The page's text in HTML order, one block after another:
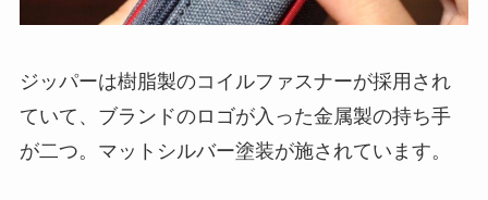
ジッパーは樹脂製のコイルファスナーが採用され
ていて、ブランドのロゴが入った金属製の持ち手
が二つ。マットシルバー塗装が施されています。